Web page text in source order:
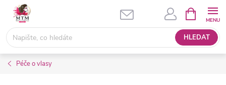
Přejít
obsah
HLEDAT
NÁKUPNÍ
KOŠÍK
Péče o vlasy